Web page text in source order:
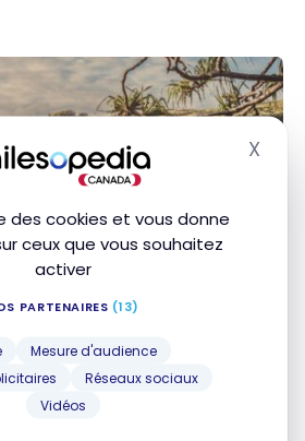
des cookies et vous donne
ceux que vous souhaitez
activer
PARTENAIRES (13)
Mesure d'audience
Réseaux sociaux
Vidéos
X
Big Island, Hawaï | Itinéraires et
Big Island, Hawaï | Itinéraires